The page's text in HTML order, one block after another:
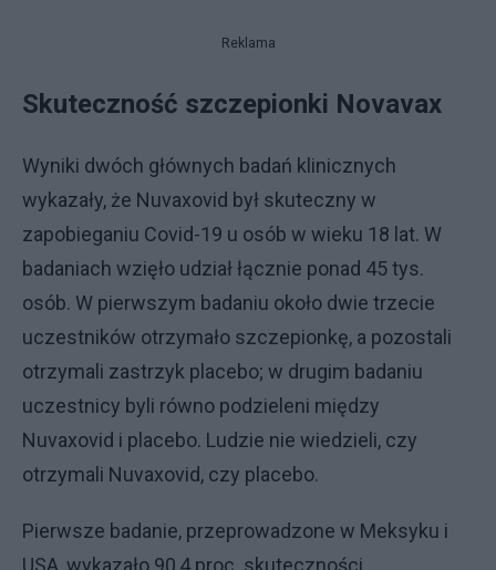
Reklama
Skuteczność szczepionki Novavax
Wyniki dwóch głównych badań klinicznych
wykazały, że Nuvaxovid był skuteczny w
zapobieganiu Covid-19 u osób w wieku 18 lat. W
badaniach wzięło udział łącznie ponad 45 tys.
osób. W pierwszym badaniu około dwie trzecie
uczestników otrzymało szczepionkę, a pozostali
otrzymali zastrzyk placebo; w drugim badaniu
uczestnicy byli równo podzieleni między
Nuvaxovid i placebo. Ludzie nie wiedzieli, czy
otrzymali Nuvaxovid, czy placebo.
Pierwsze badanie, przeprowadzone w Meksyku i
USA, wykazało 90,4 proc. skuteczności